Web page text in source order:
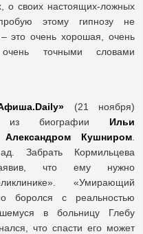
о своих настоящих-ложных
этому гипнозу не
это очень хорошая, очень
точными словами
Daily» (21 ноября)
из биографии Ильи
Александром Кушниром
Забрать Кормильцева
что ему нужно
«Умирающий
боролся с реальностью
в больницу Глебу
что спасти его может